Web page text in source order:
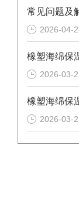
常见问题及
2026-04-
橡塑海绵保
2026-03-
橡塑海绵保
2026-03-